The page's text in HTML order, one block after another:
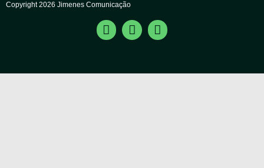
Copyright 2026 Jimenes Comunicação